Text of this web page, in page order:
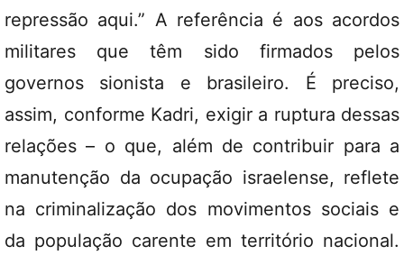
repressão aqui.” A referência é aos acordos
militares que têm sido firmados pelos
governos sionista e brasileiro. É preciso,
assim, conforme Kadri, exigir a ruptura dessas
relações – o que, além de contribuir para a
manutenção da ocupação israelense, reflete
na criminalização dos movimentos sociais e
da população carente em território nacional.